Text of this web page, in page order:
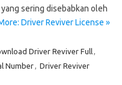
sering disebabkan oleh
Driver Reviver License »
Driver Reviver Full,
Number, Driver Reviver